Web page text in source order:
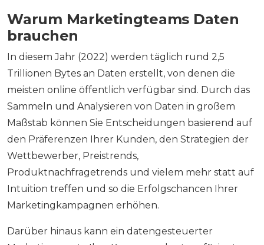
Warum Marketingteams Daten
brauchen
In diesem Jahr (2022) werden täglich rund 2,5
Trillionen Bytes an Daten erstellt, von denen die
meisten online öffentlich verfügbar sind. Durch das
Sammeln und Analysieren von Daten in großem
Maßstab können Sie Entscheidungen basierend auf
den Präferenzen Ihrer Kunden, den Strategien der
Wettbewerber, Preistrends,
Produktnachfragetrends und vielem mehr statt auf
Intuition treffen und so die Erfolgschancen Ihrer
Marketingkampagnen erhöhen.
Darüber hinaus kann ein datengesteuerter